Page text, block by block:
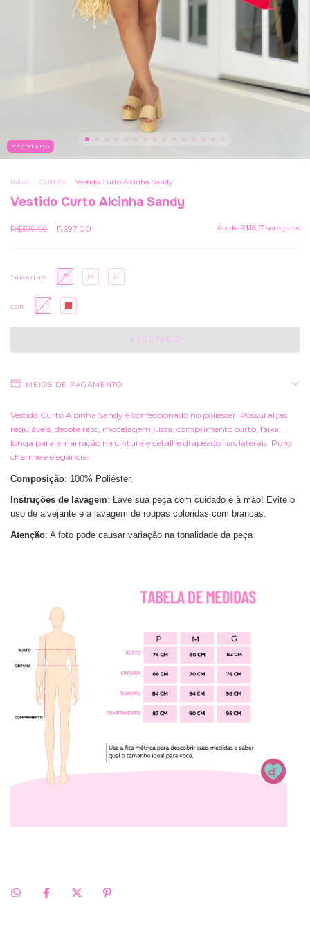
ESGOTADO
Início OUTLET Vestido Curto Alcinha Sandy
Vestido Curto Alcinha Sandy
R$379,99 R$97,00 6 x de R$16,17 sem juros
TAMANHO P M G
COR
MEIOS DE PAGAMENTO
Vestido Curto Alcinha Sandy é confeccionado no poliéster. Possui alças
reguláveis, decote reto, modelagem justa, comprimento curto, faixa
longa para amarração na cintura e detalhe drapeado nas laterais. Puro
charme e elegância.
Composição: 100% Poliéster
Instruções de lavagem: Lave sua peça com cuidado e à mão! Evite o
uso de alvejante e a lavagem de roupas coloridas com brancas.
Atenção: A foto pode causar variação na tonalidade da peça